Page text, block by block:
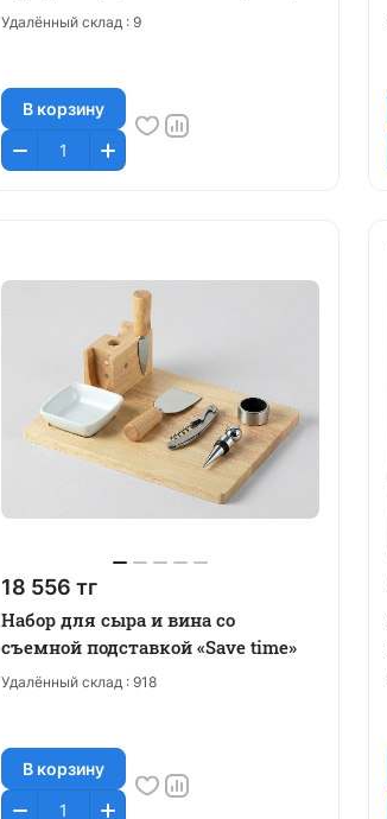
5000 mAh
Удалённый склад : 9
В корзину
18 556 тг
Набор для сыра и вина со
съемной подставкой «Save time»
Удалённый склад : 918
В корзину